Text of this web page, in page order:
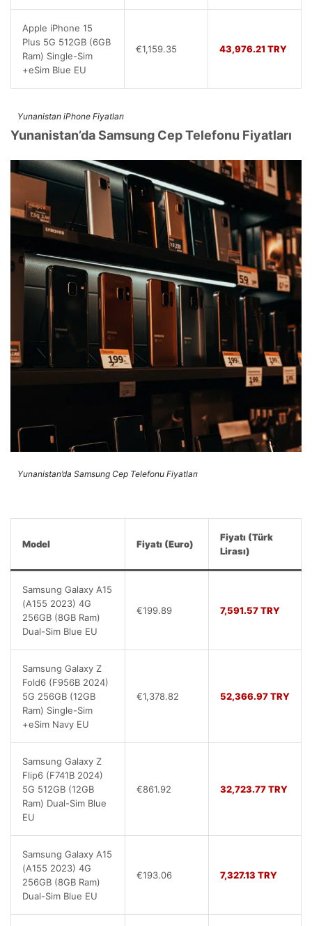
Apple iPhone 15
Plus 5G 512GB (6GB
Ram) Single-Sim
+eSim Blue EU
€1,159.35 43,976.21 TRY
Yunanistan iPhone Fiyatları
Yunanistan’da Samsung Cep Telefonu Fiyatları
Yunanistan’da Samsung Cep Telefonu Fiyatları
Model Fiyatı (Euro)
Fiyatı (Türk
Lirası)
Samsung Galaxy A15
(A155 2023) 4G
256GB (8GB Ram)
Dual-Sim Blue EU
€199.89 7,591.57 TRY
Samsung Galaxy Z
Fold6 (F956B 2024)
5G 256GB (12GB
Ram) Single-Sim
+eSim Navy EU
€1,378.82 52,366.97 TRY
Samsung Galaxy Z
Flip6 (F741B 2024)
5G 512GB (12GB
Ram) Dual-Sim Blue
EU
€861.92 32,723.77 TRY
Samsung Galaxy A15
(A155 2023) 4G
256GB (8GB Ram)
Dual-Sim Blue EU
€193.06 7,327.13 TRY